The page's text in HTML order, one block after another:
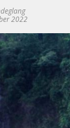
2022